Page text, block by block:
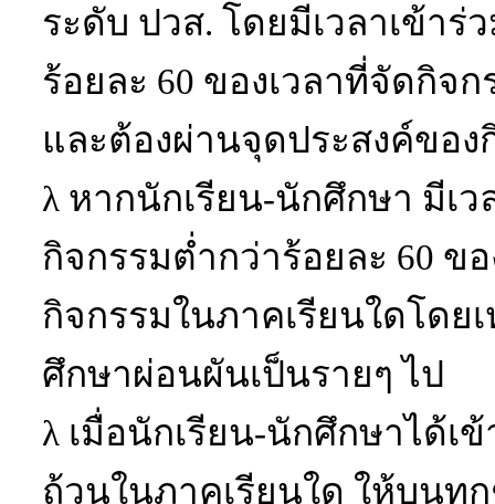
ระดับ ปวส. โดยมีเวลาเข้าร่
ร้อยละ 60 ของเวลาที่จัดกิจ
และต้องผ่านจุดประสงค์ของ
λ หากนักเรียน-นักศึกษา มีเ
กิจกรรมต่ำกว่าร้อยละ 60 ขอ
กิจกรรมในภาคเรียนใดโดย
ศึกษาผ่อนผันเป็นรายๆ ไป
λ เมื่อนักเรียน-นักศึกษาได้เ
ถ้วนในภาคเรียนใด ให้บนทุ